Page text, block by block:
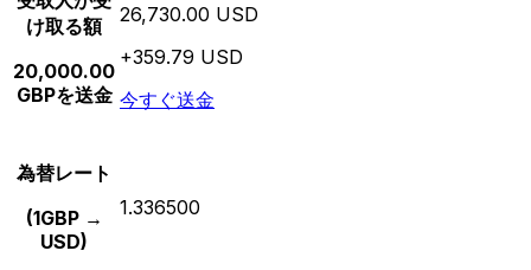
け取る額
20,000.00
GBPを送金
26,730.00 USD
+359.79 USD
今すぐ送金
為替レート
(1GBP →
USD)
1.336500